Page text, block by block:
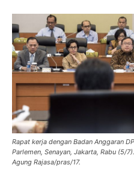
Rapat kerja dengan Badan Anggaran
Parlemen, Senayan, Jakarta, Rabu (5/
Agung Rajasa/pras/17.